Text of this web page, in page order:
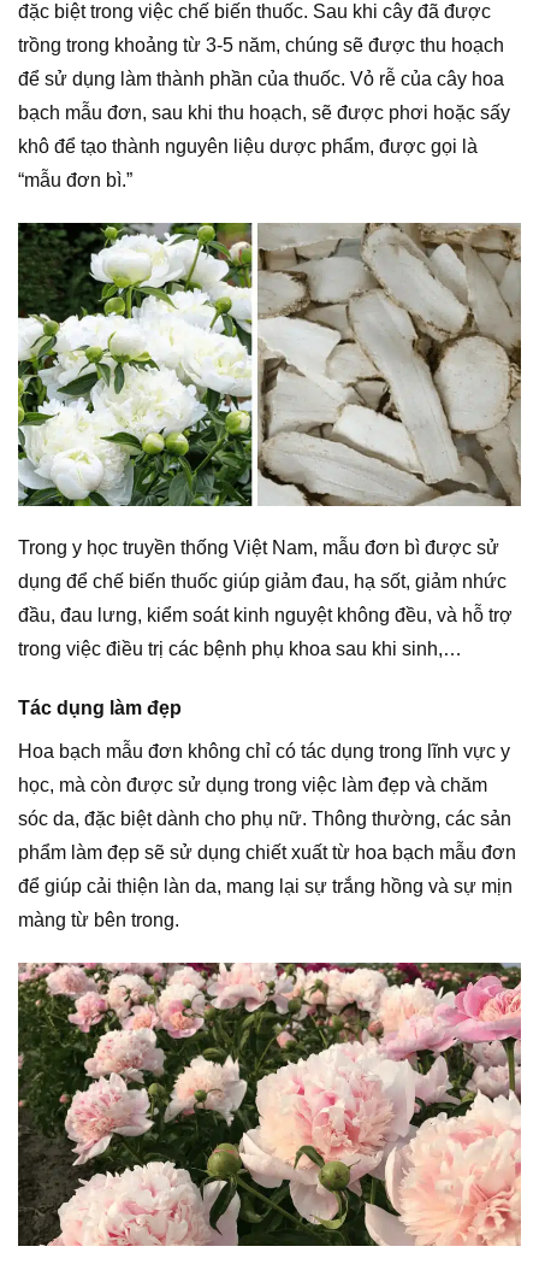
đặc biệt trong việc chế biến thuốc. Sau khi cây đã được
trồng trong khoảng từ 3-5 năm, chúng sẽ được thu hoạch
để sử dụng làm thành phần của thuốc. Vỏ rễ của cây hoa
bạch mẫu đơn, sau khi thu hoạch, sẽ được phơi hoặc sấy
khô để tạo thành nguyên liệu dược phẩm, được gọi là
“mẫu đơn bì.”
Trong y học truyền thống Việt Nam, mẫu đơn bì được sử
dụng để chế biến thuốc giúp giảm đau, hạ sốt, giảm nhức
đầu, đau lưng, kiểm soát kinh nguyệt không đều, và hỗ trợ
trong việc điều trị các bệnh phụ khoa sau khi sinh,…
Tác dụng làm đẹp
Hoa bạch mẫu đơn không chỉ có tác dụng trong lĩnh vực y
học, mà còn được sử dụng trong việc làm đẹp và chăm
sóc da, đặc biệt dành cho phụ nữ. Thông thường, các sản
phẩm làm đẹp sẽ sử dụng chiết xuất từ hoa bạch mẫu đơn
để giúp cải thiện làn da, mang lại sự trắng hồng và sự mịn
màng từ bên trong.